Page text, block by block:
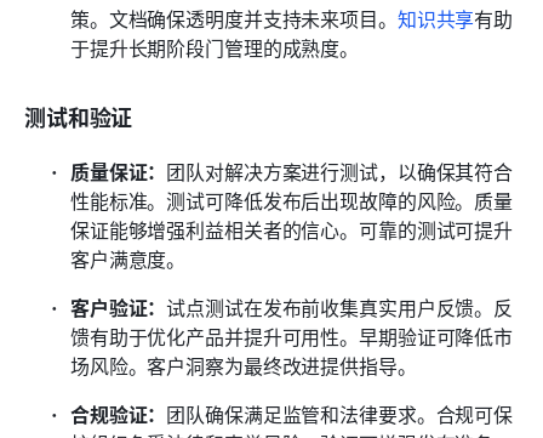
策。文档确保透明度并支持未来项目。 知识共享有助
于提升长期阶段门管理的成熟度。
测试和验证
质量保证： 团队对解决方案进行测试，以确保其符合
性能标准。测试可降低发布后出现故障的风险。质量
保证能够增强利益相关者的信心。可靠的测试可提升
客户满意度。
客户验证：试点测试在发布前收集真实用户反馈。反
馈有助于优化产品并提升可用性。早期验证可降低市
场风险。客户洞察为最终改进提供指导。
合规验证： 团队确保满足监管和法律要求。合规可保